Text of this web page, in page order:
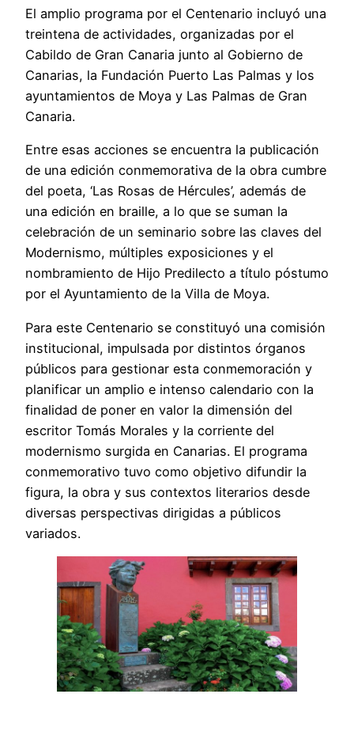
El amplio programa por el Centenario incluyó una
treintena de actividades, organizadas por el
Cabildo de Gran Canaria junto al Gobierno de
Canarias, la Fundación Puerto Las Palmas y los
ayuntamientos de Moya y Las Palmas de Gran
Canaria.
Entre esas acciones se encuentra la publicación
de una edición conmemorativa de la obra cumbre
del poeta, ‘Las Rosas de Hércules’, además de
una edición en braille, a lo que se suman la
celebración de un seminario sobre las claves del
Modernismo, múltiples exposiciones y el
nombramiento de Hijo Predilecto a título póstumo
por el Ayuntamiento de la Villa de Moya.
Para este Centenario se constituyó una comisión
institucional, impulsada por distintos órganos
públicos para gestionar esta conmemoración y
planificar un amplio e intenso calendario con la
finalidad de poner en valor la dimensión del
escritor Tomás Morales y la corriente del
modernismo surgida en Canarias. El programa
conmemorativo tuvo como objetivo difundir la
figura, la obra y sus contextos literarios desde
diversas perspectivas dirigidas a públicos
variados.